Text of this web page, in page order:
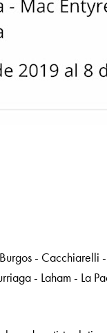
- Cacchiarelli
- Laham - La